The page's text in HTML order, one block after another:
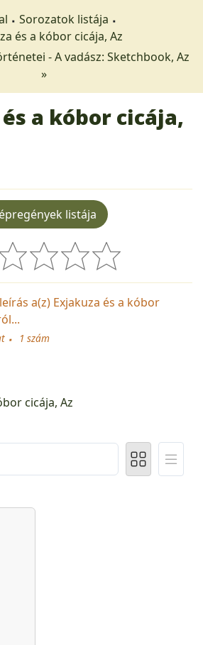
Sorozatok listája
és a kóbor cicája, Az
- A vadász: Sketchbook, Az
»
a kóbor cicája,
listája
a(z) Exjakuza és a kóbor
1 szám